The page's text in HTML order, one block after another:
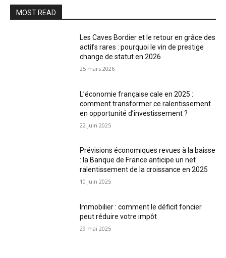
MOST READ
Les Caves Bordier et le retour en grâce des
actifs rares : pourquoi le vin de prestige
change de statut en 2026
25 mars 2026
L’économie française cale en 2025 :
comment transformer ce ralentissement
en opportunité d’investissement ?
22 juin 2025
Prévisions économiques revues à la baisse
: la Banque de France anticipe un net
ralentissement de la croissance en 2025
10 juin 2025
Immobilier : comment le déficit foncier
peut réduire votre impôt
29 mai 2025